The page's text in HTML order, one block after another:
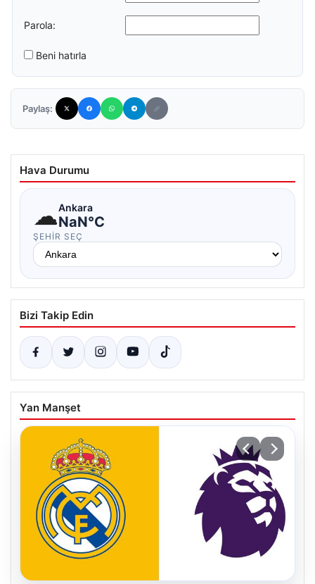
Parola:
Beni hatırla
Paylaş:
Hava Durumu
☁Ankara
NaN°C
ŞEHIR SEÇ
Bizi Takip Edin
Yan Manşet